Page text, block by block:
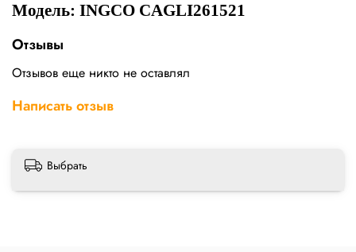
Модель: INGCO CAGLI261521
Отзывы
Отзывов еще никто не оставлял
Написать отзыв
Выбрать